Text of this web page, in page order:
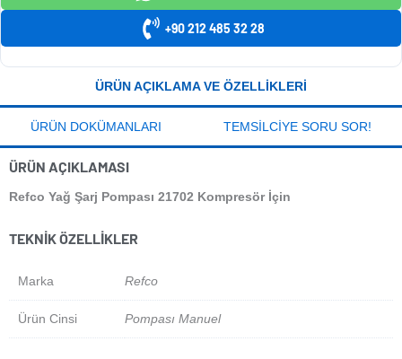
+90 212 485 32 28
ÜRÜN AÇIKLAMA VE ÖZELLIKLERI
ÜRÜN DOKÜMANLARI TEMSILCIYE SORU SOR!
ÜRÜN AÇIKLAMASI
Refco Yağ Şarj Pompası 21702 Kompresör İçin
TEKNIK ÖZELLIKLER
Marka Refco
Ürün Cinsi Pompası Manuel